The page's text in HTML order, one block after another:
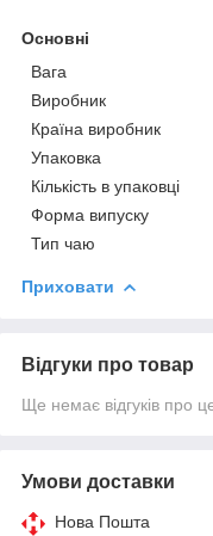
Основні
Вага
Виробник
Країна виробник
Упаковка
Кількість в упаковці
Форма випуску
Тип чаю
Приховати
Відгуки про товар
Ще немає відгуків про
Умови доставки
Нова Пошта